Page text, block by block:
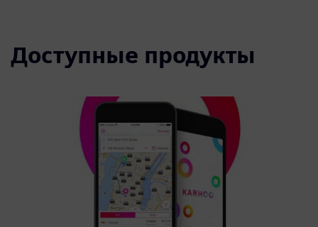
Доступные продукты